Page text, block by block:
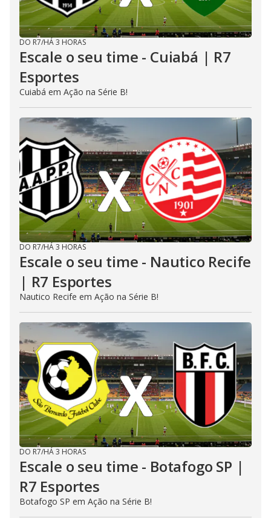
DO R7/HÁ 3 HORAS
Escale o seu time - Cuiabá | R7
Esportes
Cuiabá em Ação na Série B!
DO R7/HÁ 3 HORAS
Escale o seu time - Nautico Recife
| R7 Esportes
Nautico Recife em Ação na Série B!
DO R7/HÁ 3 HORAS
Escale o seu time - Botafogo SP |
R7 Esportes
Botafogo SP em Ação na Série B!